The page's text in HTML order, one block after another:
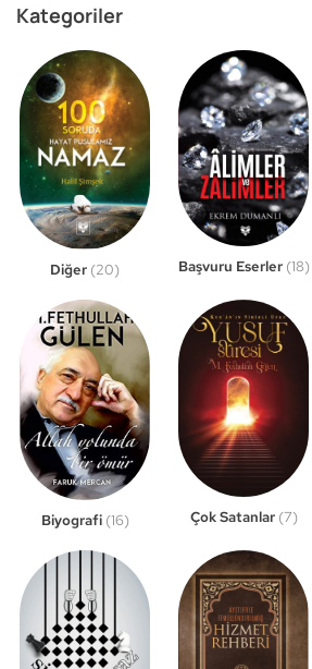
Kategoriler
Diğer (20) Başvuru Eserler (18)
Biyografi (16) Çok Satanlar (7)